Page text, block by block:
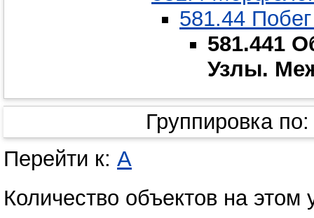
581.44
581.441
Узлы.
Группировка
Перейти к: А
Количество объектов на этом